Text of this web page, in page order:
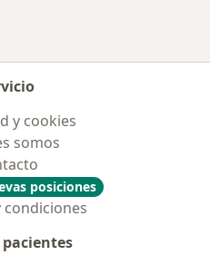
y cookies
somos
posiciones
condiciones